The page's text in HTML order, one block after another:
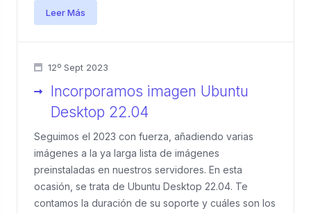
Leer Más
12º Sept 2023
Incorporamos imagen Ubuntu
Desktop 22.04
Seguimos el 2023 con fuerza, añadiendo varias
imágenes a la ya larga lista de imágenes
preinstaladas en nuestros servidores. En esta
ocasión, se trata de Ubuntu Desktop 22.04. Te
contamos la duración de su soporte y cuáles son los